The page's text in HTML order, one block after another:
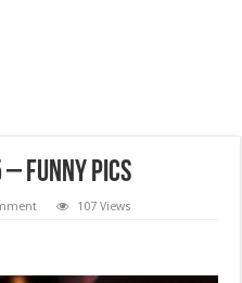
– Funny Pics
107 Views